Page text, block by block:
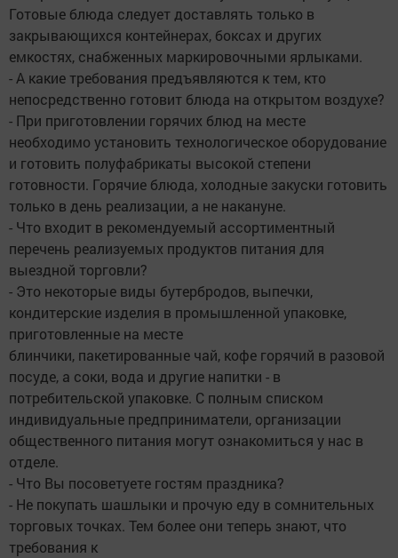
Готовые блюда следует доставлять только в
закрывающихся контейнерах, боксах и других
емкостях, снабженных маркировочными ярлыками.
- А какие требования предъявляются к тем, кто
непосредственно готовит блюда на открытом воздухе?
- При приготовлении горячих блюд на месте
необходимо установить технологическое оборудование
и готовить полуфабрикаты высокой степени
готовности. Горячие блюда, холодные закуски готовить
только в день реализации, а не накануне.
- Что входит в рекомендуемый ассортиментный
перечень реализуемых продуктов питания для
выездной торговли?
- Это некоторые виды бутербродов, выпечки,
кондитерские изделия в промышленной упаковке,
приготовленные на месте
блинчики, пакетированные чай, кофе горячий в разовой
посуде, а соки, вода и другие напитки - в
потребительской упаковке. С полным списком
индивидуальные предприниматели, организации
общественного питания могут ознакомиться у нас в
отделе.
- Что Вы посоветуете гостям праздника?
- Не покупать шашлыки и прочую еду в сомнительных
торговых точках. Тем более они теперь знают, что
требования к